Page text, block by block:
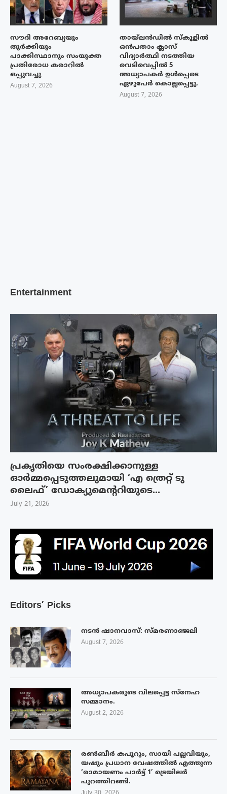
Editors’ Picks
നടൻ ഷാനവാസ്: സ്മരണാഞ്ജലി
August 7, 2026
അധ്യാപകരുടെ വിലപ്പെട്ട സ്നേഹ
സമ്മാനം.
August 2, 2026
രൺബീർ കപൂറും, സായി പല്ലവിയും,
യഷും പ്രധാന വേഷത്തിൽ എത്തുന്ന
‘രാമായണം പാർട്ട് 1’ ട്രെയിലർ
പുറത്തിറങ്ങി.
സൗദി അറേബ്യയും
തുർക്കിയും
പാക്കിസ്ഥാനും സംയുക്ത
പ്രതിരോധ കരാറിൽ
ഒപ്പുവച്ചു
August 7, 2026
തായ്‌ലൻഡിൽ സ്കൂളിൽ
ഒൻപതാം ക്ലാസ്
വിദ്യാർത്ഥി നടത്തിയ
വെടിവെപ്പിൽ 5
അധ്യാപകർ ഉൾപ്പെടെ
ഏഴുപേർ കൊല്ലപ്പെട്ടു.
August 7, 2026
Entertainment
പ്രകൃതിയെ സംരക്ഷിക്കാനുള്ള
ഓർമ്മപ്പെടുത്തലുമായി ‘എ ത്രെറ്റ് ടു
ലൈഫ്’ ഡോക്യുമെന്ററിയുടെ...
July 21, 2026